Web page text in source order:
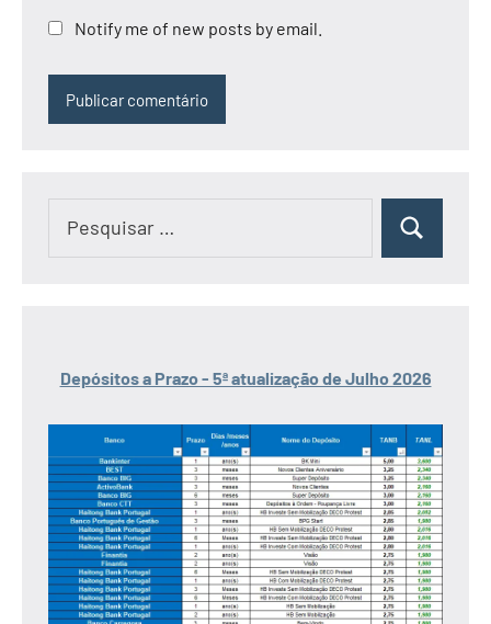
Notify me of new posts by email.
Pesquisar
Depósitos a Prazo - 5ª atualização de Julho 2026